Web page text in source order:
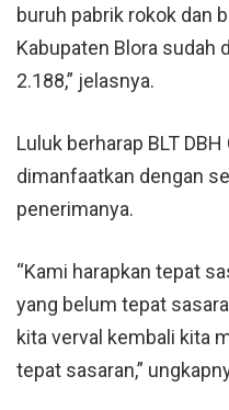
buruh pabrik rokok dan
Kabupaten Blora sudah
2.188,” jelasnya.
Luluk berharap BLT
dimanfaatkan dengan
penerimanya.
“Kami harapkan tepat
yang belum tepat
kita verval kembali kita
tepat sasaran,”